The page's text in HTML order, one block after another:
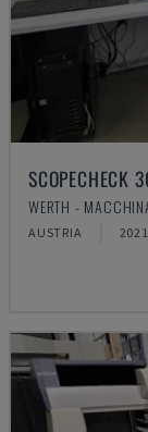
SCOPECHECK
WERTH -
AUSTRIA 2021